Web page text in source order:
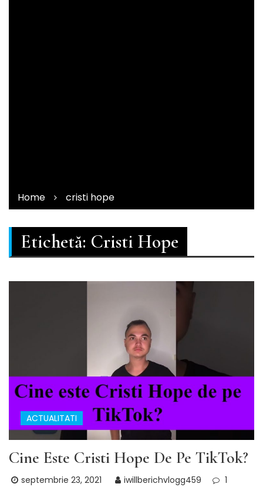
Home cristi hope
Etichetă: Cristi Hope
ACTUALITATI
Cine Este Cristi Hope De Pe TikTok?
septembrie 23, 2021 iwillberichvlogg459 1